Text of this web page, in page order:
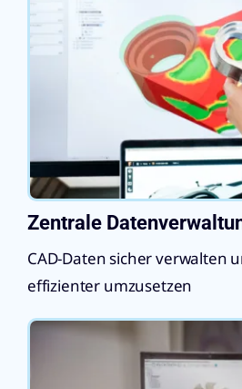
Zentrale
CAD-Daten sicher verwalten
effizienter umzusetzen